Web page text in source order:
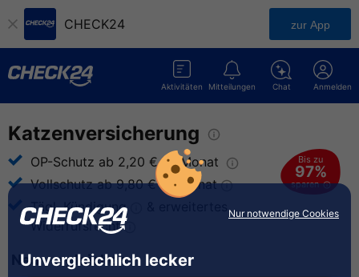
Nur notwendige Cookies
Unvergleichlich lecker
CHECK24 zur App
Anmelden
Chat
Mitteilungen
Aktivitäten
Bis zu
97%
sparen
Katzenversicherung
OP-Schutz ab 2,20 € im Monat
Vollschutz ab 9,80 € im
Monat
Tägl.Kündigung
Widerrufsrecht
Neu vergleichen